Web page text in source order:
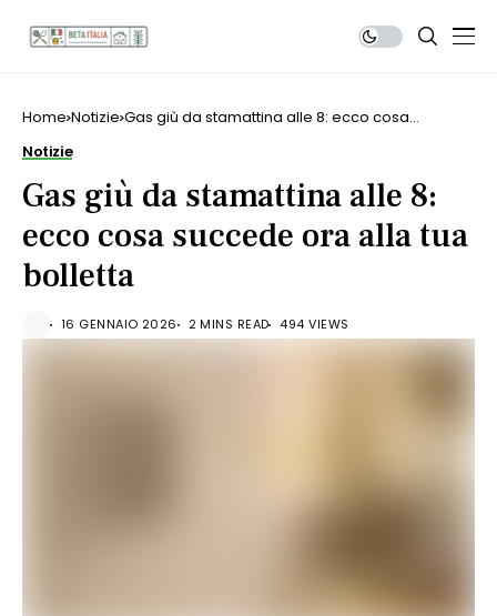
Home Notizie Gas giù da stamattina alle 8: ecco cosa
Notizie
Gas giù da stamattina alle 8:
ecco cosa succede ora alla tua
bolletta
16 GENNAIO 2026 2 MINS READ 494 VIEWS